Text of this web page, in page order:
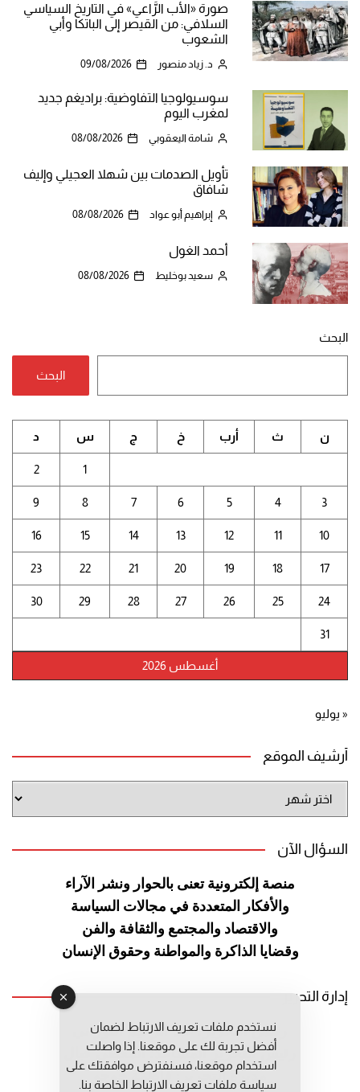
صورة «الأب الرَّاعي» في التاريخ السياسي
السلافي: من القيصر إلى الباتكا وأبي
الشعوب
د. زياد منصور 09/08/2026
سوسيولوجيا التفاوضية: براديغم جديد
لمغرب اليوم
شامة اليعقوبي 08/08/2026
تأويل الصدمات بين شهلا العجيلي وإليف
شافاق
إبراهيم أبو عواد 08/08/2026
أحمد الغول
سعيد بوخليط 08/08/2026
البحث
البحث
أغسطس 2026
ن ث أرب خ ج س د
1
2
3
4
5
6
7
8
9
10
11
12
13
14
15
16
17
18
19
20
21
22
23
24
25
26
27
28
29
30
31
« يوليو
أرشيف الموقع
الموقع
السؤال الآن
منصة إلكترونية تعنى بالحوار ونشر الآراء
والأفكار المتعددة في مجالات السياسة
والاقتصاد والمجتمع والثقافة والفن
وقضايا الذاكرة والمواطنة وحقوق الإنسان
إدارة التحرير
رئيس التحرير: عبد الرحيم التوراني
رئيس التحرير المساعد: المعطي قبال
مديرة التحرير: فاطمة حوحو
نستخدم ملفات تعريف الارتباط لضمان
أفضل تجربة لك على موقعنا. إذا واصلت
استخدام موقعنا، فسنفترض موافقتك على
سياسة ملفات تعريف الارتباط الخاصة بنا.